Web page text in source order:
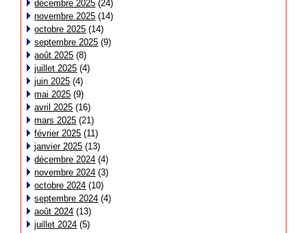
décembre 2025 (24)
novembre 2025 (14)
octobre 2025 (14)
septembre 2025 (9)
août 2025 (8)
juillet 2025 (4)
juin 2025 (4)
mai 2025 (9)
avril 2025 (16)
mars 2025 (21)
février 2025 (11)
janvier 2025 (13)
décembre 2024 (4)
novembre 2024 (3)
octobre 2024 (10)
septembre 2024 (4)
août 2024 (13)
juillet 2024 (5)